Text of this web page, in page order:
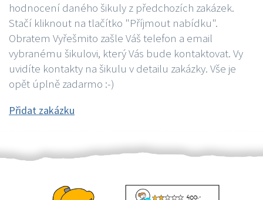
hodnocení daného šikuly z předchozích zakázek.
Stačí kliknout na tlačítko "Příjmout nabídku".
Obratem Vyřešmito zašle Váš telefon a email
vybranému šikulovi, který Vás bude kontaktovat. Vy
uvidíte kontakty na šikulu v detailu zakázky. Vše je
opět úplně zadarmo :-)
Přidat zakázku